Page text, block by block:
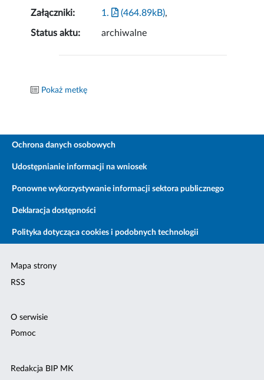
Załączniki: 1. (464.89kB),
Status aktu: archiwalne
Pokaż metkę
Ochrona danych osobowych
Udostępnianie informacji na wniosek
Ponowne wykorzystywanie informacji sektora publicznego
Deklaracja dostępności
Polityka dotycząca cookies i podobnych technologii
Mapa strony
RSS
O serwisie
Pomoc
Redakcja BIP MK